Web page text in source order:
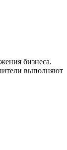
бизнеса.
выполняют